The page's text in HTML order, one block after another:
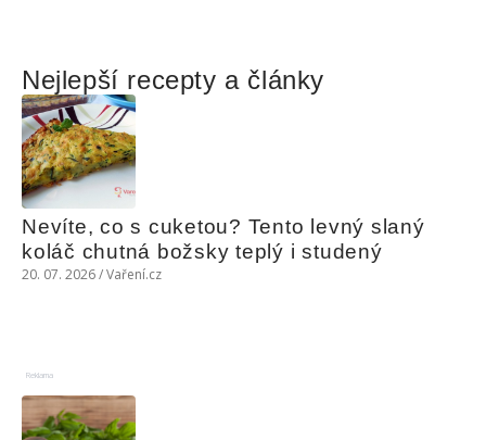
Nejlepší recepty a články
Nevíte, co s cuketou? Tento levný slaný
koláč chutná božsky teplý i studený
20. 07. 2026 / Vaření.cz
Reklama